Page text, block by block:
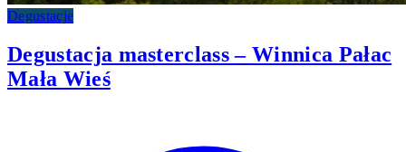
Degustacje
Degustacja masterclass – Winnica Pałac
Mała Wieś